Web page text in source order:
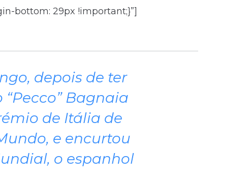
bottom: 29px !important;}”]
depois de ter
“Pecco” Bagnaia
de Itália de
e encurtou
o espanhol